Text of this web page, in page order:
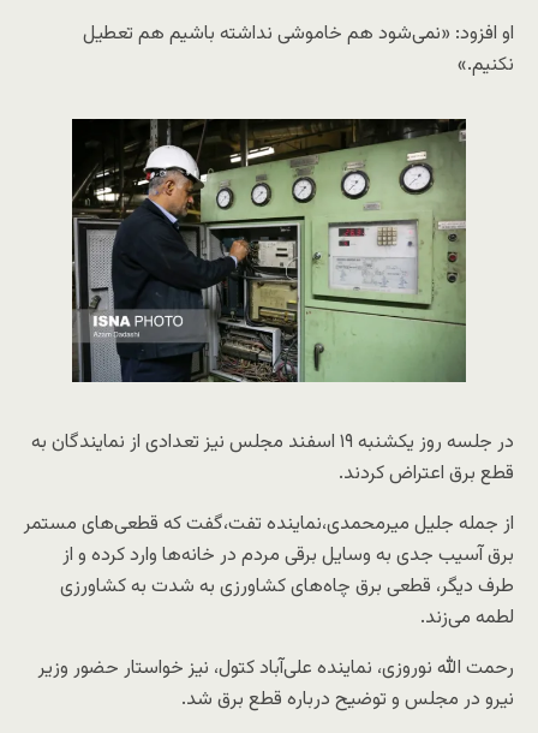
او افزود: «نمی‌شود هم خاموشی نداشته باشیم هم تعطیل
نکنیم.»
در جلسه روز یکشنبه ۱۹ اسفند مجلس نیز تعدادی از نمایندگان به
قطع برق اعتراض کردند.
از جمله جلیل میرمحمدی،نماینده تفت،گفت که قطعی‌های مستمر
برق آسیب جدی به وسایل برقی مردم در خانه‌ها وارد کرده و از
طرف دیگر، قطعی برق چاه‌های کشاورزی به شدت به کشاورزی
لطمه می‌زند.
رحمت الله نوروزی، نماینده علی‌آباد کتول، نیز خواستار حضور وزیر
نیرو در مجلس و توضیح درباره قطع برق شد.